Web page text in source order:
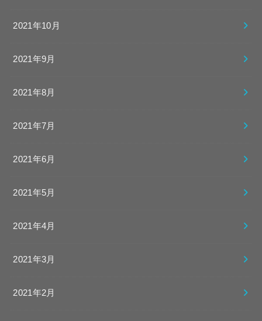
2021年10月
2021年9月
2021年8月
2021年7月
2021年6月
2021年5月
2021年4月
2021年3月
2021年2月